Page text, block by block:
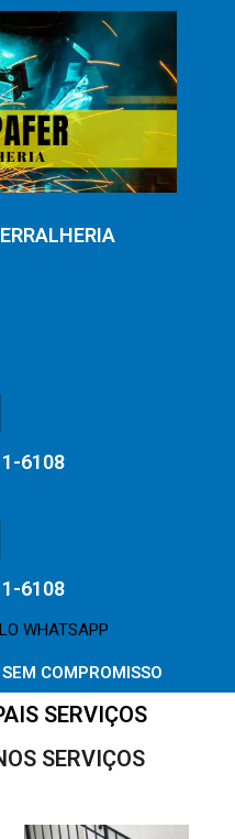
6108
6108
WHATSAPP
COMPROMISSO
SERVIÇOS
SERVIÇOS